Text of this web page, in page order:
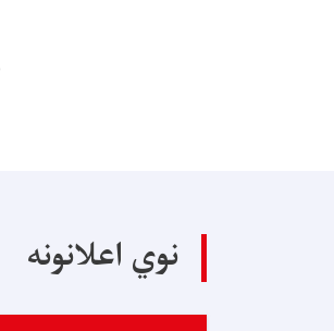
نوي اعلانونه